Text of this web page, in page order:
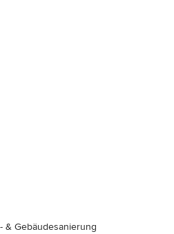
& Gebäudesanierung